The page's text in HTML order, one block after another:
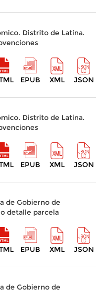
Distrito de Latina.
EPUB XML JSON
Distrito de Latina.
EPUB XML JSON
de Gobierno de
detalle parcela
EPUB XML JSON
de Gobierno de